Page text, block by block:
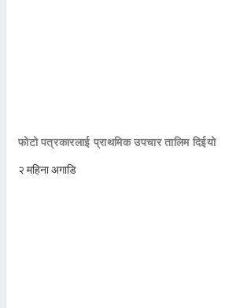
फोटो पत्रकारलाई प्राथमिक उपचार तालिम दिईयो
२ महिना अगाडि